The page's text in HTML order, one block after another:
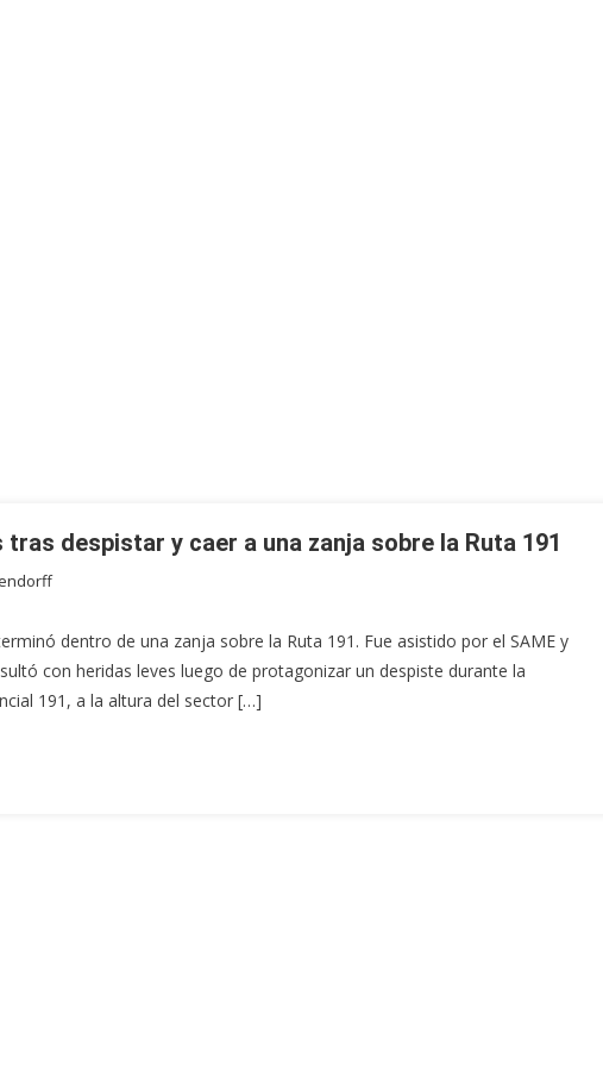
despistar y caer a una zanja sobre la Ruta 191
dentro de una zanja sobre la Ruta 191. Fue asistido por el SAME y
con heridas leves luego de protagonizar un despiste durante la
191, a la altura del sector […]